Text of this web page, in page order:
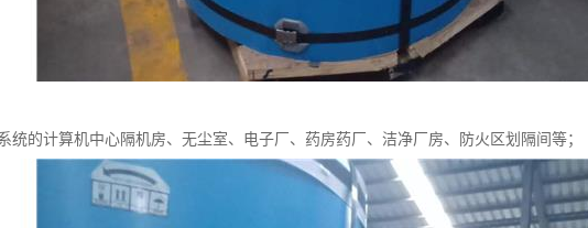
统的计算机中心隔机房、无尘室、电子厂、药房药厂、洁净厂房、防火区划隔间等；